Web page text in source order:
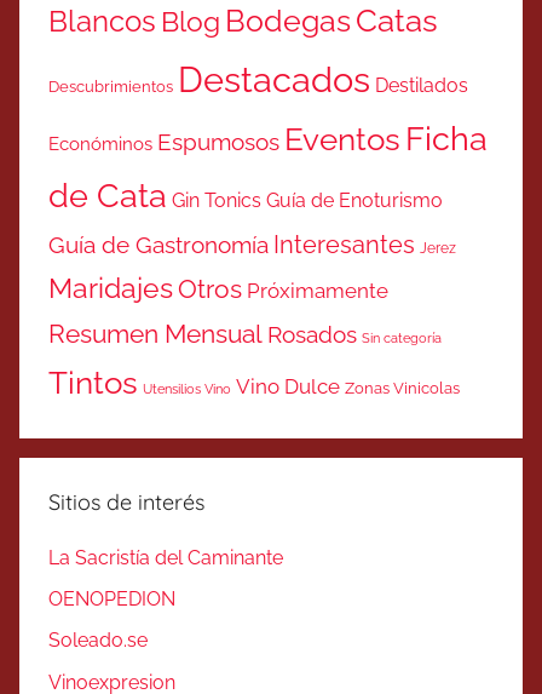
Blancos Blog BodegasCatas
Descubrimientos Destacados Destilados
Económinos Espumosos Eventos Ficha
de Cata Gin Tonics Guía de Enoturismo
Guía de Gastronomía Interesantes Jerez
MaridajesOtros Próximamente
Resumen Mensual Rosados Sin categoría
Tintos Utensilios Vino Vino Dulce Zonas Vinicolas
Sitios de interés
La Sacristía del Caminante
OENOPEDION
Soleado.se
Vinoexpresion